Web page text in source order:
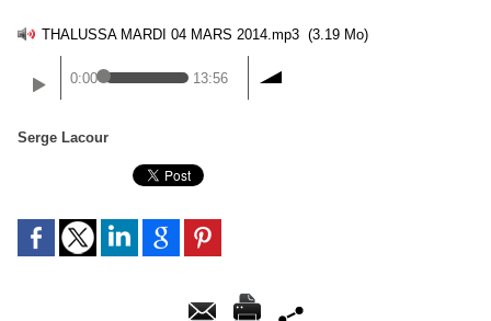
THALUSSA MARDI 04 MARS 2014.mp3 (3.19 Mo)
0:00 13:56
Serge Lacour